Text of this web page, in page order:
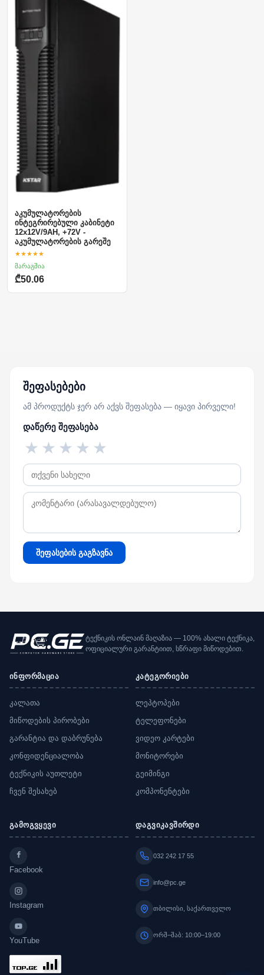
აკუმულატორების
ინტეგრირებული კაბინეტი
12x12V/9AH, +72V -
აკუმულატორების გარეშე
★★★★★
მარაგშია
₾50.06
შეფასებები
ამ პროდუქტს ჯერ არ აქვს შეფასება — იყავი პირველი!
დაწერე შეფასება
★
★
★
★
★
შეფასების გაგზავნა
ტექნიკის ონლაინ მაღაზია — 100% ახალი ტექნიკა,
ოფიციალური გარანტიით, სწრაფი მიწოდებით.
ინფორმაცია
კალათა
მიწოდების პირობები
გარანტია და დაბრუნება
კონფიდენციალობა
ტექნიკის აუთლეტი
ჩვენ შესახებ
კატეგორიები
ლეპტოპები
ტელეფონები
ვიდეო კარტები
მონიტორები
გეიმინგი
კომპონენტები
გამოგვყევი
Facebook
Instagram
YouTube
დაგვიკავშირდი
032 242 17 55
info@pc.ge
თბილისი, საქართველო
ორშ–შაბ: 10:00–19:00